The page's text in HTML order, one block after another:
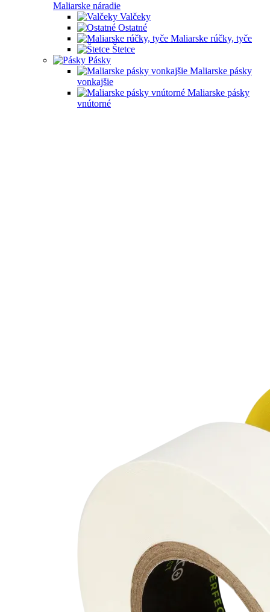
Maliarske náradie
Valčeky
Ostatné
Maliarske rúčky, tyče
Štetce
Pásky
Maliarske pásky
vonkajšie
Maliarske pásky
vnútorné